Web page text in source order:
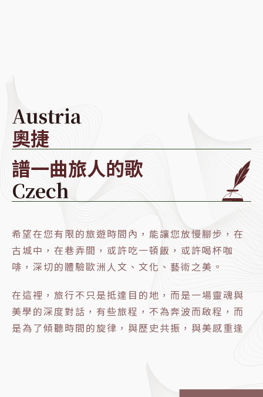
Austria
奧捷
譜一曲旅人的歌
Czech
希望在您有限的旅遊時間內，能讓您放慢腳步，在
古城中，在巷弄間，或許吃一頓飯，或許喝杯咖
啡，深切的體驗歐洲人文、文化、藝術之美。
在這裡，旅行不只是抵達目的地，而是一場靈魂與
美學的深度對話，有些旅程，不為奔波而啟程，而
是為了傾聽時間的旋律，與歷史共振，與美感重逢